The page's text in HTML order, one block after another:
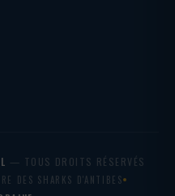
— TOUS DROITS RÉSERVÉS
DES SHARKS D'ANTIBES